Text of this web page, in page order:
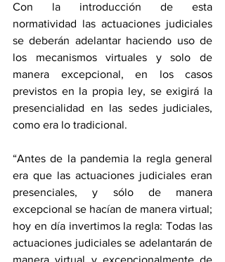
Con la introducción de esta
normatividad las actuaciones judiciales
se deberán adelantar haciendo uso de
los mecanismos virtuales y solo de
manera excepcional, en los casos
previstos en la propia ley, se exigirá la
presencialidad en las sedes judiciales,
como era lo tradicional.
“Antes de la pandemia la regla general
era que las actuaciones judiciales eran
presenciales, y sólo de manera
excepcional se hacían de manera virtual;
hoy en día invertimos la regla: Todas las
actuaciones judiciales se adelantarán de